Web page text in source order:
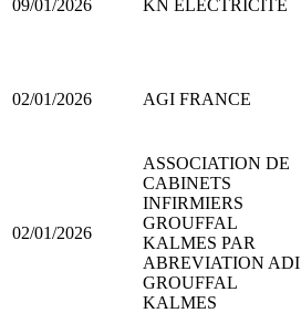
09/01/2026 KN ELECTRICITE
02/01/2026 AGI FRANCE
02/01/2026
ASSOCIATION DE
CABINETS
INFIRMIERS
GROUFFAL
KALMES PAR
ABREVIATION ADI
GROUFFAL
KALMES